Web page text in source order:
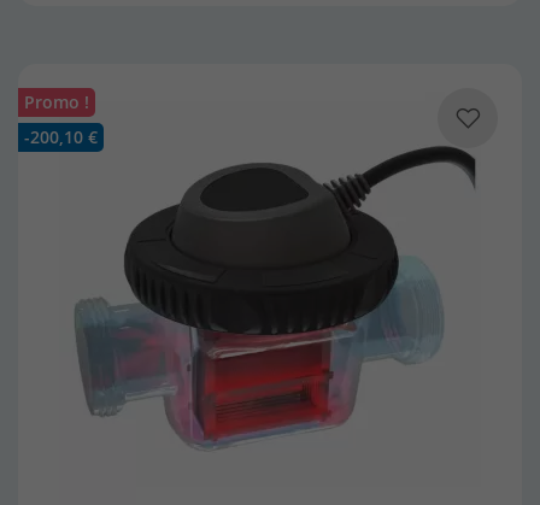
Promo !
-200,10 €